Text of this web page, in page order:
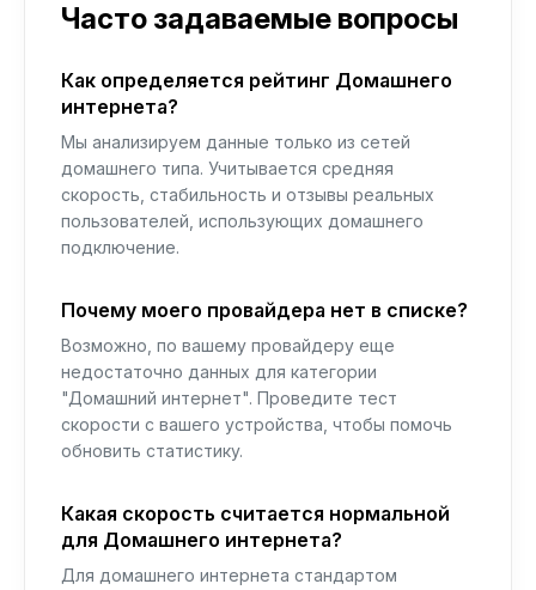
Часто задаваемые вопросы
Как определяется рейтинг Домашнего
интернета?
Мы анализируем данные только из сетей
домашнего типа. Учитывается средняя
скорость, стабильность и отзывы реальных
пользователей, использующих домашнего
подключение.
Почему моего провайдера нет в списке?
Возможно, по вашему провайдеру еще
недостаточно данных для категории
"Домашний интернет". Проведите тест
скорости с вашего устройства, чтобы помочь
обновить статистику.
Какая скорость считается нормальной
для Домашнего интернета?
Для домашнего интернета стандартом